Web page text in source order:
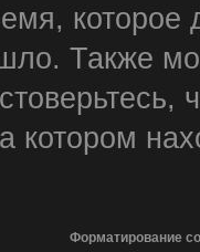
которое
Также
котором
Форматирование